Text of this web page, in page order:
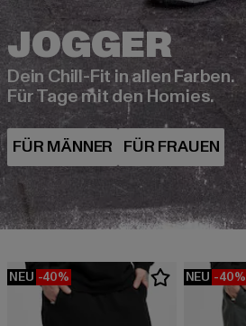
Dein Chill-Fit in allen Farben.
Für Tage mit den Homies.
NEU -40% NEU -40%